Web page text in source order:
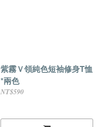
紫霧Ｖ領純色短袖修身T恤
*兩色
NT$590